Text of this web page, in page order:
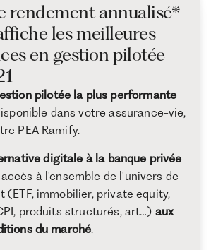
rendement annualisé*
les meilleures
en gestion pilotée
pilotée la plus performante
dans votre assurance-vie,
PEA Ramify.
digitale à la banque privée
à l'ensemble de l'univers de
(ETF, immobilier, private equity,
produits structurés, art…) aux
du marché.